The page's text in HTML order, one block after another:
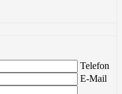
Bitte lasse
Telefon
Bitte lasse
E-Mail